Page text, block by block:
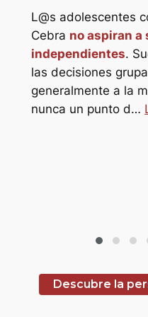
L@s adolescentes
Cebra no aspiran a
independientes.
las decisiones
generalmente a la
nunca un punto d…
Descubre la